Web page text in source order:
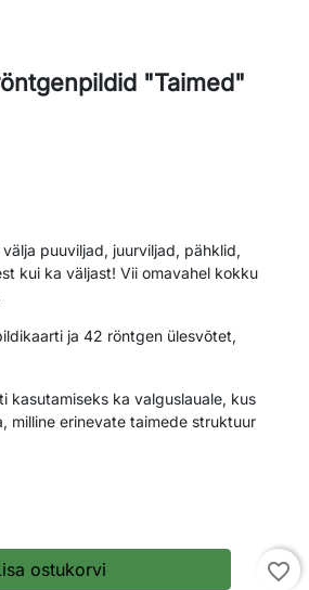
"Taimed"
puuviljad, juurviljad, pähklid,
kui ka väljast! Vii omavahel kokku
ja 42 röntgen ülesvõtet,
kasutamiseks ka valguslauale, kus
milline erinevate taimede struktuur
ostukorvi favorite_border